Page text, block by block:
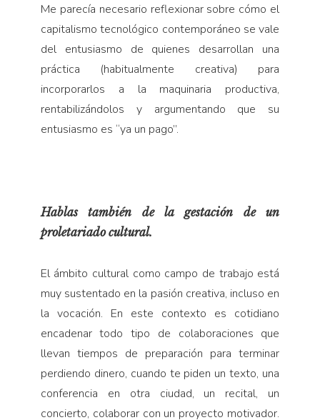
Me parecía necesario reflexionar sobre cómo el
capitalismo tecnológico contemporáneo se vale
del entusiasmo de quienes desarrollan una
práctica (habitualmente creativa) para
incorporarlos a la maquinaria productiva,
rentabilizándolos y argumentando que su
entusiasmo es “ya un pago”.
Hablas también de la gestación de un
proletariado cultural.
El ámbito cultural como campo de trabajo está
muy sustentado en la pasión creativa, incluso en
la vocación. En este contexto es cotidiano
encadenar todo tipo de colaboraciones que
llevan tiempos de preparación para terminar
perdiendo dinero, cuando te piden un texto, una
conferencia en otra ciudad, un recital, un
concierto, colaborar con un proyecto motivador.